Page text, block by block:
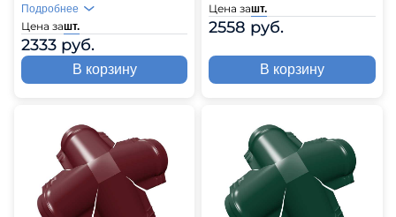
Цена зашт.
2333 руб.
Подробнее
В корзину
Цена зашт.
2558 руб.
В корзину